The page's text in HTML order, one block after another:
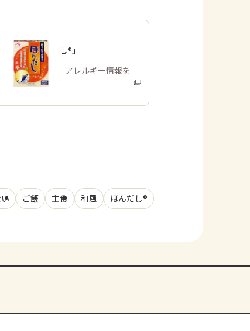
「ほんだし®」
商品・アレルギー情報を
みる
ご飯 主食 和風 ほんだし®